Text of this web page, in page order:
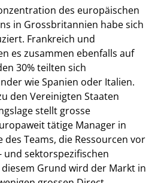
des europäischen
in Grossbritannien habe sich
Frankreich und
es zusammen ebenfalls auf
30% teilten sich
wie Spanien oder Italien.
den Vereinigten Staaten
stellt grosse
tätige Manager in
des Teams, die Ressourcen vor
und sektorspezifischen
diesem Grund wird der Markt in